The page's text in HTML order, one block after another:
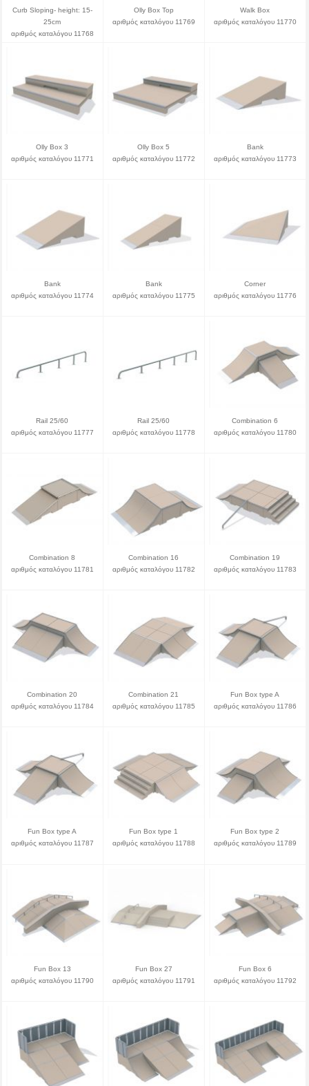
Curb Sloping- height: 15-
25cm
αριθμός καταλόγου 11768
Olly Box Top
αριθμός καταλόγου 11769
Walk Box
αριθμός καταλόγου 11770
Olly Box 3
αριθμός καταλόγου 11771
Olly Box 5
αριθμός καταλόγου 11772
Bank
αριθμός καταλόγου 11773
Bank
αριθμός καταλόγου 11774
Bank
αριθμός καταλόγου 11775
Corner
αριθμός καταλόγου 11776
Rail 25/60
αριθμός καταλόγου 11777
Rail 25/60
αριθμός καταλόγου 11778
Combination 6
αριθμός καταλόγου 11780
Combination 8
αριθμός καταλόγου 11781
Combination 16
αριθμός καταλόγου 11782
Combination 19
αριθμός καταλόγου 11783
Combination 20
αριθμός καταλόγου 11784
Combination 21
αριθμός καταλόγου 11785
Fun Box type A
αριθμός καταλόγου 11786
Fun Box type A
αριθμός καταλόγου 11787
Fun Box type 1
αριθμός καταλόγου 11788
Fun Box type 2
αριθμός καταλόγου 11789
Fun Box 13
αριθμός καταλόγου 11790
Fun Box 27
αριθμός καταλόγου 11791
Fun Box 6
αριθμός καταλόγου 11792